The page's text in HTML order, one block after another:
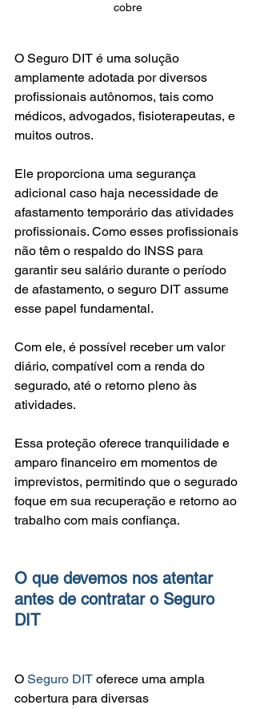
cobre
O Seguro DIT é uma solução
amplamente adotada por diversos
profissionais autônomos, tais como
médicos, advogados, fisioterapeutas, e
muitos outros.
Ele proporciona uma segurança
adicional caso haja necessidade de
afastamento temporário das atividades
profissionais. Como esses profissionais
não têm o respaldo do INSS para
garantir seu salário durante o período
de afastamento, o seguro DIT assume
esse papel fundamental.
Com ele, é possível receber um valor
diário, compatível com a renda do
segurado, até o retorno pleno às
atividades.
Essa proteção oferece tranquilidade e
amparo financeiro em momentos de
imprevistos, permitindo que o segurado
foque em sua recuperação e retorno ao
trabalho com mais confiança.
O que devemos nos atentar
antes de contratar o Seguro
DIT
O Seguro DIT oferece uma ampla
cobertura para diversas